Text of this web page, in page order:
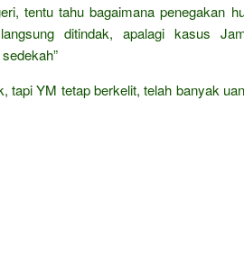
tentu tahu bagaimana penegakan
ditindak, apalagi kasus
tapi YM tetap berkelit, telah banyak